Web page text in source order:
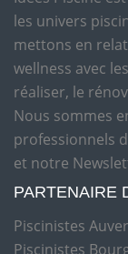
les univers
mettons en
wellness avec
réaliser, le
Nous sommes
professionnels
et notre
PARTENAIRE
Piscinistes
Piscinistes